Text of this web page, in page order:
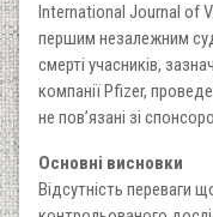
International Journal of
першим незалежним
смерті учасників,
компанії Pfizer,
не пов’язані зі
Основні висновки
Відсутність переваги